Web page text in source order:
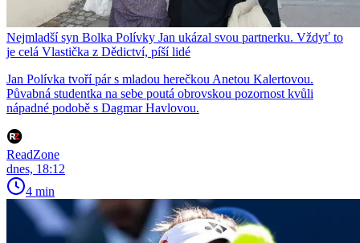
Nejmladší syn Bolka Polívky Jan ukázal svou partnerku. Vždyť to
je celá Vlastička z Dědictví, píší lidé
Jan Polívka tvoří pár s mladou herečkou Anetou Kalertovou.
Půvabná studentka na sebe poutá obrovskou pozornost kvůli
nápadné podobě s Dagmar Havlovou.
ReadZone
dnes, 18:12
4 min